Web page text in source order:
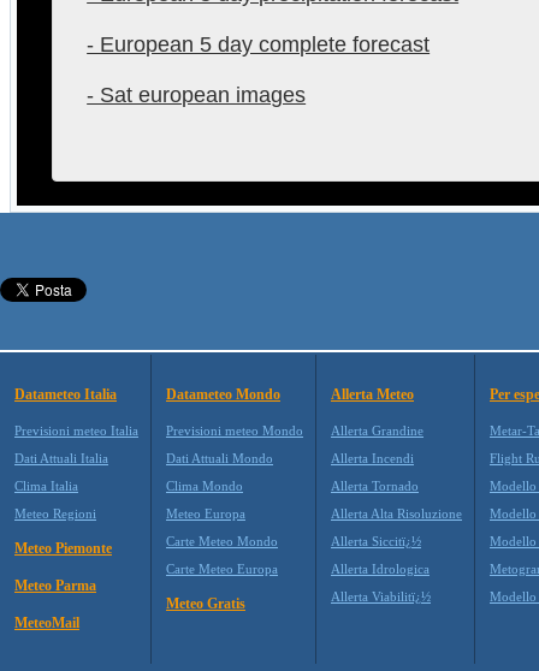
- European 5 day complete forecast
- Sat european images
Datameteo Italia
Previsioni meteo Italia
Dati Attuali Italia
Clima Italia
Meteo Regioni
Meteo Piemonte
Meteo Parma
MeteoMail
Datameteo Mondo
Previsioni meteo Mondo
Dati Attuali Mondo
Clima Mondo
Meteo Europa
Carte Meteo Mondo
Carte Meteo Europa
Meteo Gratis
Allerta Meteo
Allerta Grandine
Allerta Incendi
Allerta Tornado
Allerta Alta Risoluzione
Allerta Siccitï¿½
Allerta Idrologica
Allerta Viabilitï¿½
Per
Metar-
Flight
Modello
Modello
Modello
Modello